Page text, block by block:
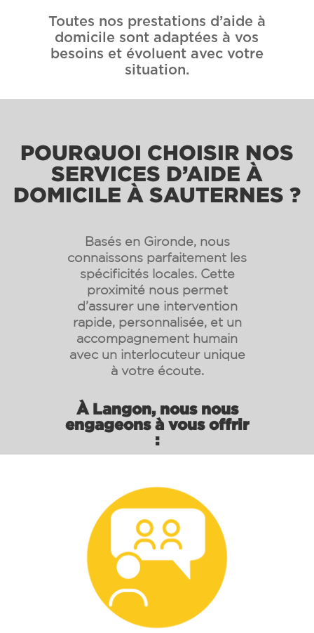
Toutes nos prestations d’aide à
domicile sont adaptées à vos
besoins et évoluent avec votre
situation.
POURQUOI CHOISIR NOS
SERVICES D’AIDE À
DOMICILE À SAUTERNES ?
Basés en Gironde, nous
connaissons parfaitement les
spécificités locales. Cette
proximité nous permet
d’assurer une intervention
rapide, personnalisée, et un
accompagnement humain
avec un interlocuteur unique
à votre écoute.
À Langon, nous nous
engageons à vous offrir
: